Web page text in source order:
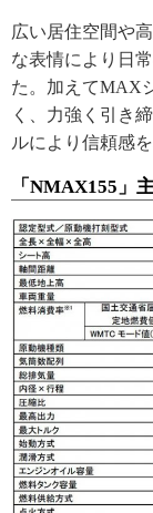
広い居住空間や
な表情により日
た。加えてMAX
く、力強く引き
ルにより信頼感
「NMAX155」